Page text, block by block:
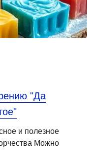
"Да
и полезное
Можно